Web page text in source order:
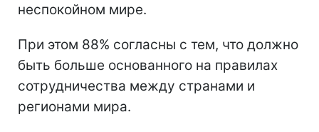
неспокойном мире.
При этом 88% согласны с тем, что должно
быть больше основанного на правилах
сотрудничества между странами и
регионами мира.